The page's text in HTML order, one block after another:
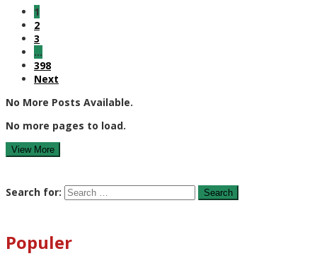
1
2
3
…
398
Next
No More Posts Available.
No more pages to load.
View More
Search for:
Populer